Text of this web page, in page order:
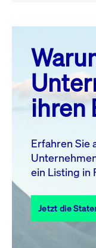
August 26
MO. DI.
3
4
10 11
17
18
31
ihren
Erfahren Sie
ein Listing in
Jetzt die